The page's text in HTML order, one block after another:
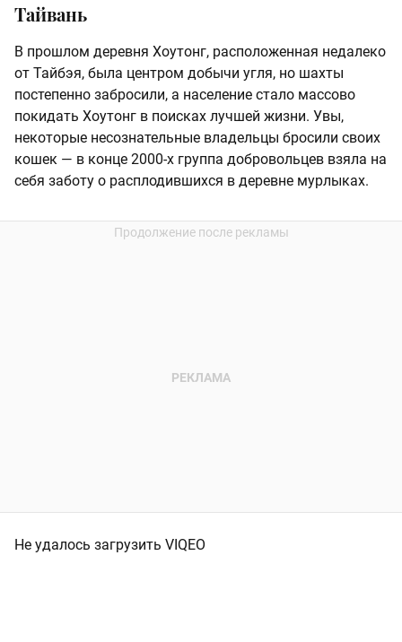
Тайвань
В прошлом деревня Хоутонг, расположенная недалеко
от Тайбэя, была центром добычи угля, но шахты
постепенно забросили, а население стало массово
покидать Хоутонг в поисках лучшей жизни. Увы,
некоторые несознательные владельцы бросили своих
кошек — в конце 2000-х группа добровольцев взяла на
себя заботу о расплодившихся в деревне мурлыках.
Не удалось загрузить VIQEO